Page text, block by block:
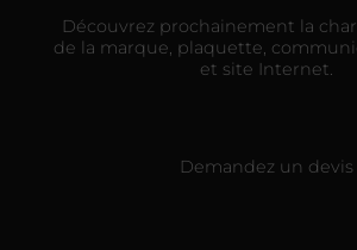
Découvrez prochainement la
de la marque, plaquette,
et site Internet.
Demandez un devis